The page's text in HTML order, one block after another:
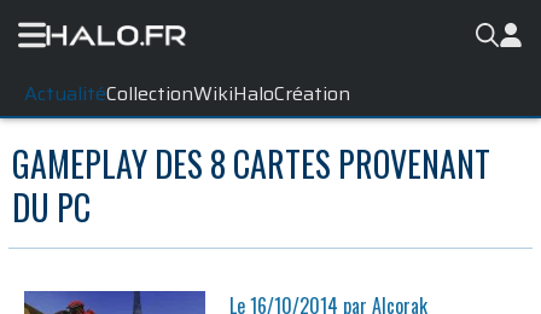
ActualitéCollectionWikiHaloCréation
GAMEPLAY DES 8 CARTES PROVENANT
DU PC
Le16/10/2014 par Alcorak